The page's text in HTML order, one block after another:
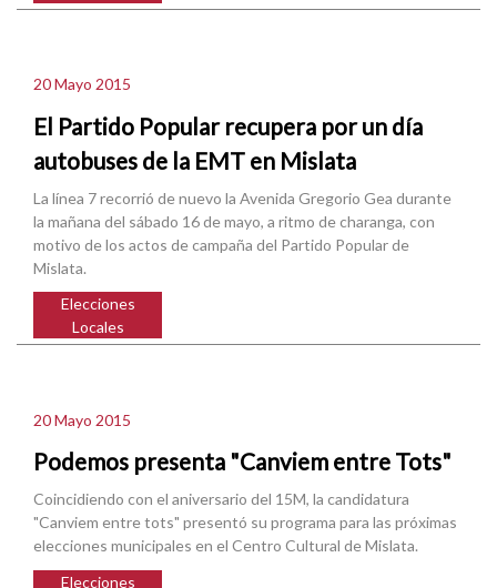
20 Mayo 2015
El Partido Popular recupera por un día
autobuses de la EMT en Mislata
La línea 7 recorrió de nuevo la Avenida Gregorio Gea durante
la mañana del sábado 16 de mayo, a ritmo de charanga, con
motivo de los actos de campaña del Partido Popular de
Mislata.
Elecciones
Locales
20 Mayo 2015
Podemos presenta "Canviem entre Tots"
Coincidiendo con el aniversario del 15M, la candidatura
"Canviem entre tots" presentó su programa para las próximas
elecciones municipales en el Centro Cultural de Mislata.
Elecciones